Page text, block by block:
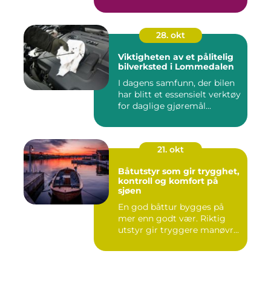
28. okt
Viktigheten av et pålitelig
bilverksted i Lommedalen
I dagens samfunn, der bilen
har blitt et essensielt verktøy
for daglige gjøremål...
21. okt
Båtutstyr som gir trygghet,
kontroll og komfort på
sjøen
En god båttur bygges på
mer enn godt vær. Riktig
utstyr gir tryggere manøvr...